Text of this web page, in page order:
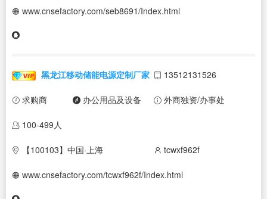
www.cnsefactory.com/seb8691/Index.html
黑龙江移动储能电源定制厂家 13512131526
求购商 办公用品及设备 外商独资/办事处
100-499人
【100103】中国·上海 tcwxf962f
www.cnsefactory.com/tcwxf962f/Index.html